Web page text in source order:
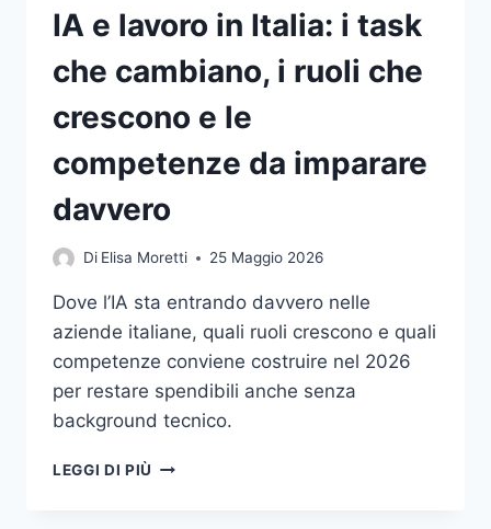
IA e lavoro in Italia: i task
che cambiano, i ruoli che
crescono e le
competenze da imparare
davvero
Di Elisa Moretti 25 Maggio 2026
Dove l’IA sta entrando davvero nelle
aziende italiane, quali ruoli crescono e quali
competenze conviene costruire nel 2026
per restare spendibili anche senza
background tecnico.
LEGGI DI PIÙ